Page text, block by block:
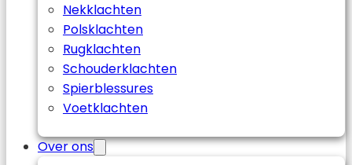
Nekklachten
Polsklachten
Rugklachten
Schouderklachten
Spierblessures
Voetklachten
Over ons